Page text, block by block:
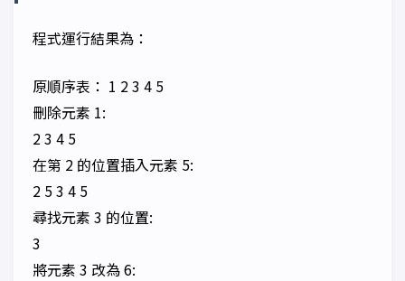
程式運行結果為：
原順序表： 1 2 3 4 5
刪除元素 1:
2 3 4 5
在第 2 的位置插入元素 5:
2 5 3 4 5
尋找元素 3 的位置:
3
將元素 3 改為 6: